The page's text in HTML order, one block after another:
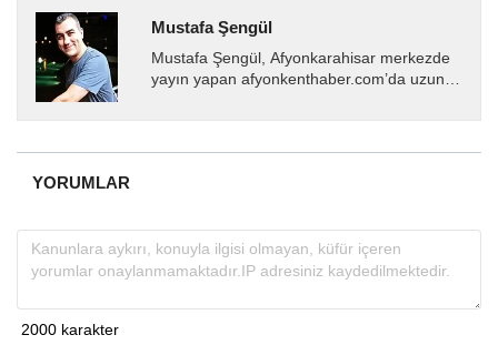
Mustafa Şengül
Mustafa Şengül, Afyonkarahisar merkezde
yayın yapan afyonkenthaber.com’da uzun
almakta, haber akışı...
YORUMLAR